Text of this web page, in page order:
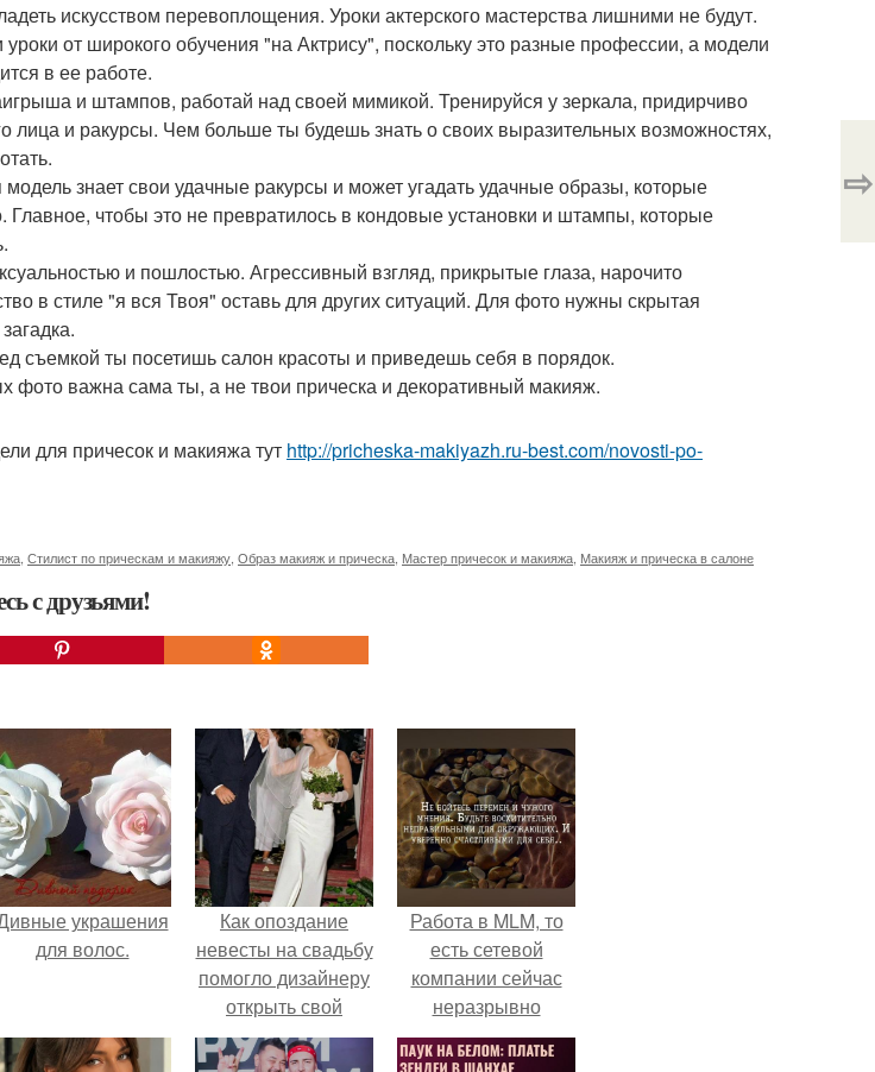
искусством перевоплощения. Уроки актерского мастерства лишними не будут.
уроки от широкого обучения "на Актрису", поскольку это разные профессии, а модели
в ее работе.
и штампов, работай над своей мимикой. Тренируйся у зеркала, придирчиво
лица и ракурсы. Чем больше ты будешь знать о своих выразительных возможностях,
знает свои удачные ракурсы и может угадать удачные образы, которые
Главное, чтобы это не превратилось в кондовые установки и штампы, которые
и пошлостью. Агрессивный взгляд, прикрытые глаза, нарочито
в стиле "я вся Твоя" оставь для других ситуаций. Для фото нужны скрытая
съемкой ты посетишь салон красоты и приведешь себя в порядок.
фото важна сама ты, а не твои прическа и декоративный макияж.
для причесок и макияжа тут http://pricheska-makiyazh.ru-best.com/novosti-po-
Стилист по прическам и макияжу Образ макияж и прическа Мастер причесок и макияжа Макияж и прическа в салоне
с друзьями!
⇨
украшения
для волос.
Как опоздание
невесты на свадьбу
помогло дизайнеру
открыть свой
бренд.
Работа в MLM, то
есть сетевой
компании сейчас
неразрывно
связана с создание
своего контента,